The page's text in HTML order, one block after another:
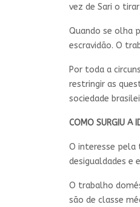
vez de Sari o
Quando se olha
escravidão. O
Por toda a
restringir as
sociedade
COMO SURGIU A
O interesse pela
desigualdades e
O trabalho
são de classe